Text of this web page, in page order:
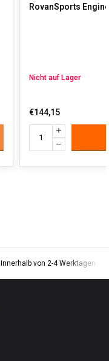
RovanSports
Nicht auf Lager
€144,15
Innerhalb von 2-4 Werktagen